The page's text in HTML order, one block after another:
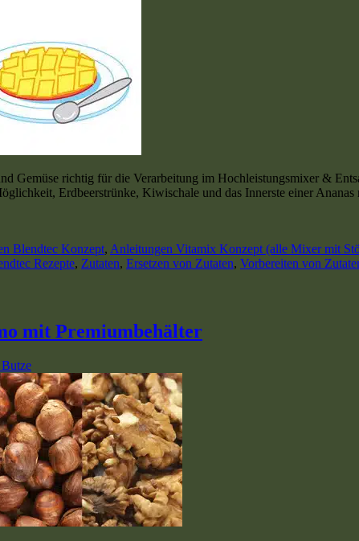
Gemüse richtig für die Verarbeitung im Hochleistungsmixer &
Erdbeerstrünke, Kiwischale und das Innerste einer
Blendtec Konzept, Anleitungen Vitamix Konzept (alle Mixer mit
Rezepte, Zutaten, Ersetzen von Zutaten, Vorbereiten von
mit Premiumbehälter